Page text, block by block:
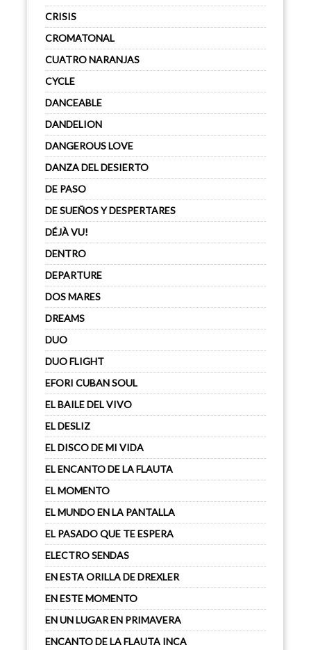
CRISIS
CROMATONAL
CUATRO NARANJAS
CYCLE
DANCEABLE
DANDELION
DANGEROUS LOVE
DANZA DEL DESIERTO
DE PASO
DE SUEÑOS Y DESPERTARES
DÉJÀ VU!
DENTRO
DEPARTURE
DOS MARES
DREAMS
DUO
DUO FLIGHT
EFORI CUBAN SOUL
EL BAILE DEL VIVO
EL DESLIZ
EL DISCO DE MI VIDA
EL ENCANTO DE LA FLAUTA
EL MOMENTO
EL MUNDO EN LA PANTALLA
EL PASADO QUE TE ESPERA
ELECTRO SENDAS
EN ESTA ORILLA DE DREXLER
EN ESTE MOMENTO
EN UN LUGAR EN PRIMAVERA
ENCANTO DE LA FLAUTA INCA